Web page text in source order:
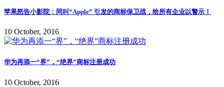
苹果怒告小影院：同叫“Apple” 引发的商标保卫战，给所有企业以警示！
10 October, 2016
华为再添一“界”，“绝界”商标注册成功
10 October, 2016